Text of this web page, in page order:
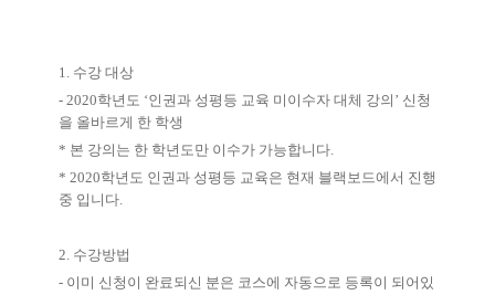
1. 수강 대상
- 2020학년도 ‘인권과 성평등 교육 미이수자 대체 강의 ’ 신청
을 올바르게 한 학생
* 본 강의는 한 학년도만 이수가 가능합니다.
* 2020학년도 인권과 성평등 교육은 현재 블랙보드에서 진행
중 입니다.
2. 수강방법
- 이미 신청이 완료되신 분은 코스에 자동으로 등록이 되어있